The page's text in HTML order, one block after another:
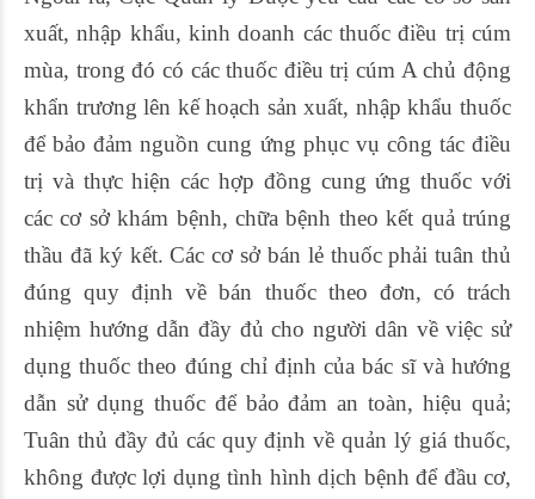
xuất, nhập khẩu, kinh doanh các thuốc điều trị cúm
mùa, trong đó có các thuốc điều trị cúm A chủ động
khẩn trương lên kế hoạch sản xuất, nhập khẩu thuốc
để bảo đảm nguồn cung ứng phục vụ công tác điều
trị và thực hiện các hợp đồng cung ứng thuốc với
các cơ sở khám bệnh, chữa bệnh theo kết quả trúng
thầu đã ký kết. Các cơ sở bán lẻ thuốc phải tuân thủ
đúng quy định về bán thuốc theo đơn, có trách
nhiệm hướng dẫn đầy đủ cho người dân về việc sử
dụng thuốc theo đúng chỉ định của bác sĩ và hướng
dẫn sử dụng thuốc để bảo đảm an toàn, hiệu quả;
Tuân thủ đầy đủ các quy định về quản lý giá thuốc,
không được lợi dụng tình hình dịch bệnh để đầu cơ,